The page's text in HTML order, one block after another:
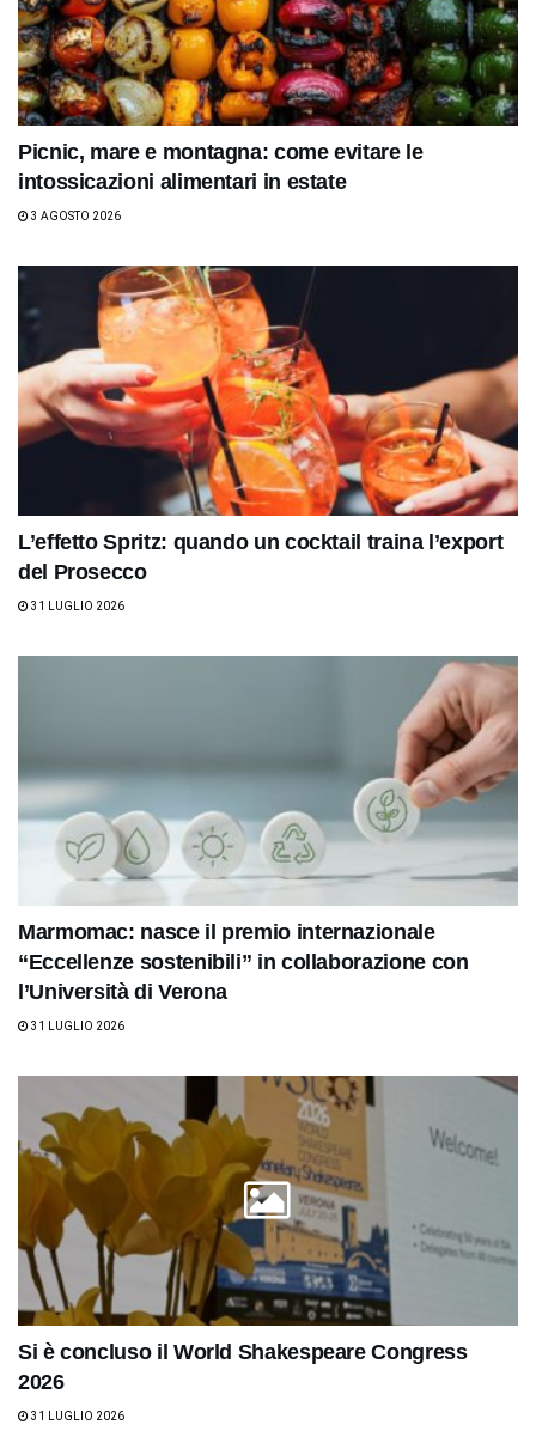
Picnic, mare e montagna: come evitare le
intossicazioni alimentari in estate
3 AGOSTO 2026
L’effetto Spritz: quando un cocktail traina l’export
del Prosecco
31 LUGLIO 2026
Marmomac: nasce il premio internazionale
“Eccellenze sostenibili” in collaborazione con
l’Università di Verona
31 LUGLIO 2026
Si è concluso il World Shakespeare Congress
2026
31 LUGLIO 2026